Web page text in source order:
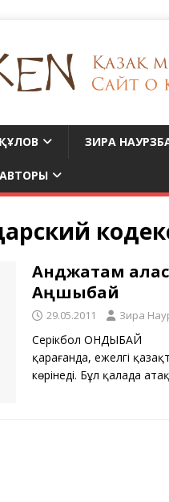
ЗИРА
Анджатам
Аңшыбай
29.05.2011 Зира
Серікбол
қарағанда, ежелгі
көрінеді. Бұл қалада